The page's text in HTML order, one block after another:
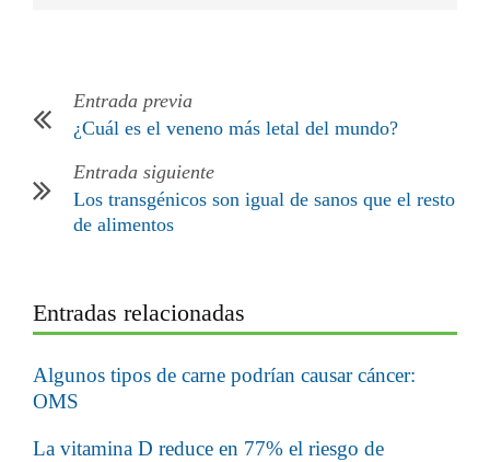
Entrada previa
¿Cuál es el veneno más letal del mundo?
Entrada siguiente
Los transgénicos son igual de sanos que el resto
de alimentos
Entradas relacionadas
Algunos tipos de carne podrían causar cáncer:
OMS
La vitamina D reduce en 77% el riesgo de